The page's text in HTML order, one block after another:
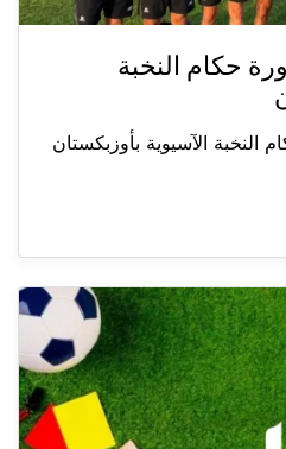
حكام النخبة
النخبة الآسيوية بأوزبكستان